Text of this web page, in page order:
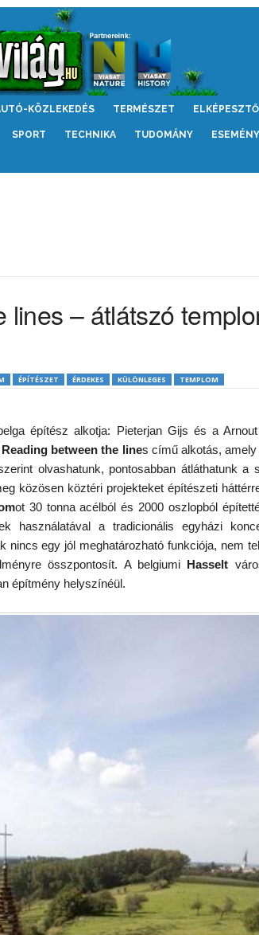
KÖZLEKEDÉS TERMÉSZET ELKÉPESZTŐ
SPORT TECHNIKA TUDOMÁNY ESEMÉNY
lines – átlátszó
ÉPÍTÉSZET ÉRDEKES KÜLÖNLEGES TEMPLOM
építész alkotja: Pieterjan Gijs és a
Reading between the lines című alkotás, amely
olvashatunk, pontosabban átláthatunk a
közösen köztéri projekteket építészeti
ot 30 tonna acélból és 2000 oszlopból
használatával a tradicionális egyházi
nincs egy jól meghatározható funkciója, nem
összpontosít. A belgiumi Hasselt
építmény helyszínéül.